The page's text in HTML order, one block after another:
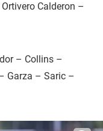
Calderon –
– Collins –
Garza – Saric –